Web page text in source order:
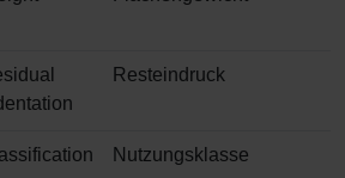
Resteindruck
Nutzungsklasse